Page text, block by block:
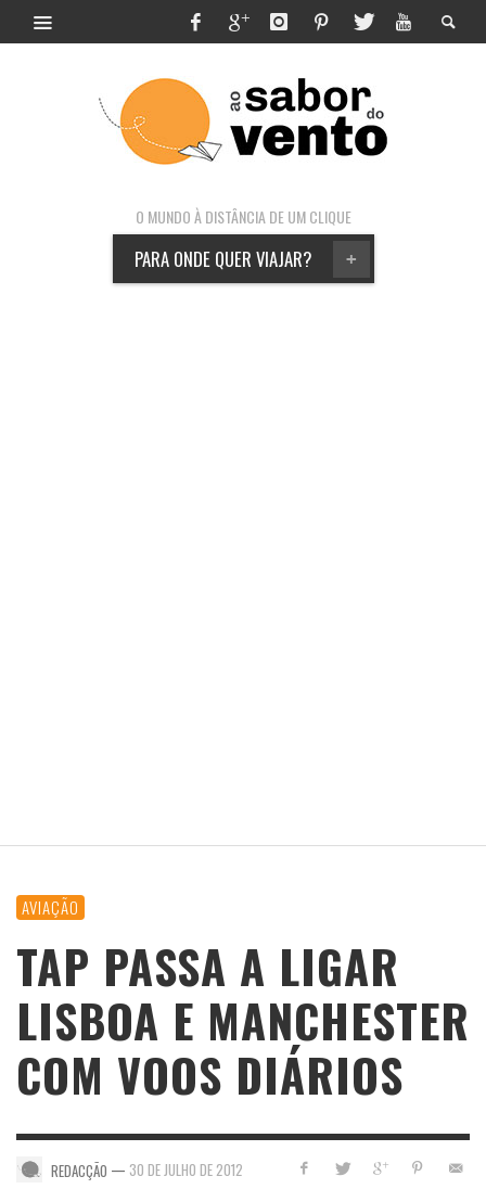
O MUNDO À DISTÂNCIA DE UM CLIQUE
+
PARA ONDE QUER VIAJAR?
AVIAÇÃO
TAP PASSA A LIGAR
LISBOA E MANCHESTER
COM VOOS DIÁRIOS
REDACÇÃO — 30 DE JULHO DE 2012